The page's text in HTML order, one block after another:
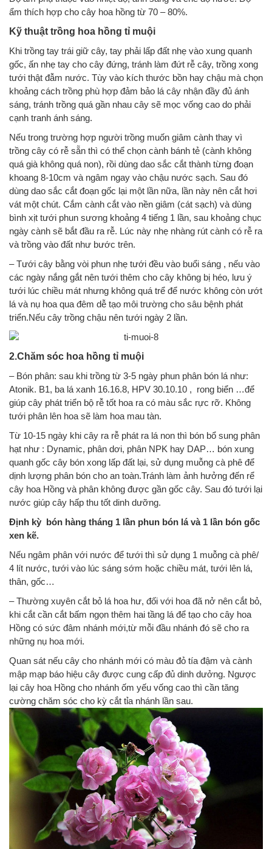
ẩm thích hợp cho cây hoa hồng từ 70 – 80%.
Kỹ thuật trồng hoa hồng tỉ muội
Khi trồng tay trái giữ cây, tay phải lấp đất nhẹ vào xung quanh
gốc, ấn nhẹ tay cho cây đứng, tránh làm đứt rễ cây, trồng xong
tưới thật đẫm nước. Tùy vào kích thước bồn hay chậu mà chọn
khoảng cách trồng phù hợp đảm bảo lá cây nhận đầy đủ ánh
sáng, tránh trồng quá gần nhau cây sẽ mọc vống cao do phải
cạnh tranh ánh sáng.
Nếu trong trường hợp người trồng muốn giâm cành thay vì
trồng cây có rễ sẵn thì có thể chọn cành bánh tẻ (cành không
quá già không quá non), rồi dùng dao sắc cắt thành từng đoạn
khoang 8-10cm và ngâm ngay vào chậu nước sạch. Sau đó
dùng dao sắc cắt đoạn gốc lại một lần nữa, lần này nên cắt hơi
vát một chút. Cắm cành cắt vào nền giâm (cát sạch) và dùng
bình xịt tưới phun sương khoảng 4 tiếng 1 lần, sau khoảng chục
ngày cành sẽ bắt đầu ra rễ. Lúc này nhẹ nhàng rút cành có rễ ra
và trồng vào đất như bước trên.
– Tưới cây bằng vòi phun nhẹ tưới đều vào buổi sáng , nếu vào
các ngày nắng gắt nên tưới thêm cho cây không bị héo, lưu ý
tưới lúc chiều mát nhưng không quá trể để nước không còn ướt
lá và nụ hoa qua đêm dễ tạo môi trường cho sâu bệnh phát
triển.Nếu cây trồng chậu nên tưới ngày 2 lần.
2.Chăm sóc hoa hồng tỉ muội
– Bón phân: sau khi trồng từ 3-5 ngày phun phân bón lá như:
Atonik. B1, ba lá xanh 16.16.8, HPV 30.10.10 , rong biển …để
giúp cây phát triển bộ rễ tốt hoa ra có màu sắc rực rỡ. Không
tưới phân lên hoa sẽ làm hoa mau tàn.
Từ 10-15 ngày khi cây ra rễ phát ra lá non thì bón bổ sung phân
hạt như : Dynamic, phân dơi, phân NPK hay DAP… bón xung
quanh gốc cây bón xong lấp đất lại, sử dụng muỗng cà phê để
dịnh lượng phân bón cho an toàn.Tránh làm ảnh hưởng đến rể
cây hoa Hồng và phân không được gần gốc cây. Sau đó tưới lại
nước giúp cây hấp thu tốt dinh dưỡng.
Định kỳ bón hàng tháng 1 lần phun bón lá và 1 lần bón gốc
xen kẽ.
Nếu ngâm phân với nước để tưới thì sử dụng 1 muỗng cà phê/
4 lít nước, tưới vào lúc sáng sớm hoặc chiều mát, tưới lên lá,
thân, gốc…
– Thường xuyên cắt bỏ lá hoa hư, đối với hoa đã nở nên cắt bỏ,
khi cắt cần cắt bấm ngọn thêm hai tầng lá để tạo cho cây hoa
Hồng có sức đâm nhánh mới,từ mỗi đầu nhánh đó sẽ cho ra
những nụ hoa mới.
Quan sát nếu cây cho nhánh mới có màu đỏ tía đậm và cành
mập mạp báo hiệu cây được cung cấp đủ dinh dưởng. Ngược
lại cây hoa Hồng cho nhánh ốm yếu vống cao thì cần tăng
cường chăm sóc cho kỳ cắt tỉa nhánh lần sau.